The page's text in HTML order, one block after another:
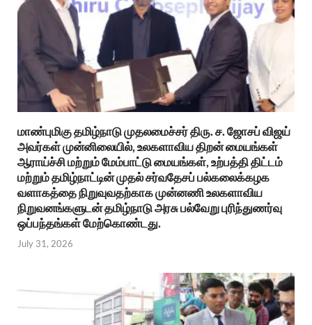
மாண்புமிகு தமிழ்நாடு முதலமைச்சர் திரு. ச. ஜோசப் விஜய்
அவர்கள் முன்னிலையில், உலகளாவிய திறன் மையங்கள்
ஆராய்ச்சி மற்றும் மேம்பாட்டு மையங்கள், உற்பத்தி திட்டம்
மற்றும் தமிழ்நாட்டின் முதல் சர்வதேசப் பல்கலைக்கழக
வளாகத்தை நிறுவுவதற்காக முன்னணி உலகளாவிய
நிறுவனங்களுடன் தமிழ்நாடு அரசு பல்வேறு புரிந்துணர்வு
ஒப்பந்தங்கள் மேற்கொண்டது.
July 31, 2026